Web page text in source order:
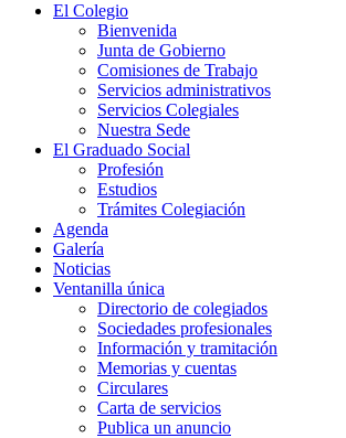
El Colegio
Bienvenida
Junta de Gobierno
Comisiones de Trabajo
Servicios administrativos
Servicios Colegiales
Nuestra Sede
El Graduado Social
Profesión
Estudios
Trámites Colegiación
Agenda
Galería
Noticias
Ventanilla única
Directorio de colegiados
Sociedades profesionales
Información y tramitación
Memorias y cuentas
Circulares
Carta de servicios
Publica un anuncio